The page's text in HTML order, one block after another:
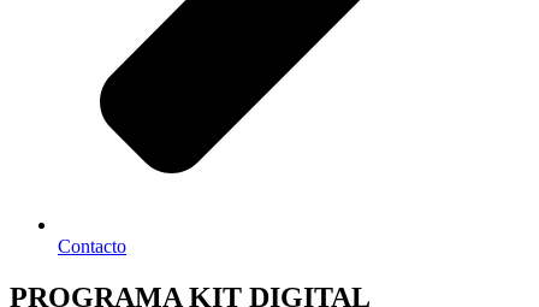
Contacto
PROGRAMA KIT DIGITAL